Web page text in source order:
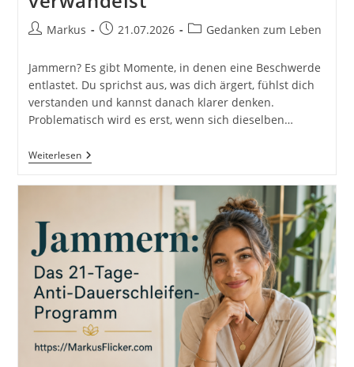
Beitrags-
Markus
Beitrag21.07.2026
Beitrags-
Gedanken zum Leben
Jammern? Es gibt Momente, in denen eine Beschwerde
entlastet. Du sprichst aus, was dich ärgert, fühlst dich
verstanden und kannst danach klarer denken.
Problematisch wird es erst, wenn sich dieselben…
WeiterlesenVom
Jammern
Beschwerden
Konkrete
Veränderung
Verwandelst